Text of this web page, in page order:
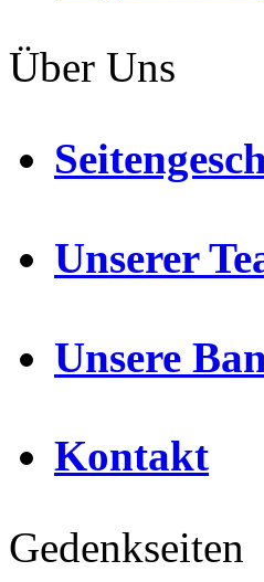
Über Uns
Unserer
Unsere
Kontakt
Gedenkseiten